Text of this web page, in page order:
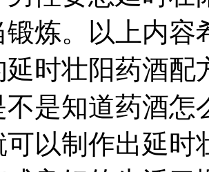
炼。以上内容
延时壮阳药酒配
是知道药酒怎
可以制作出延时